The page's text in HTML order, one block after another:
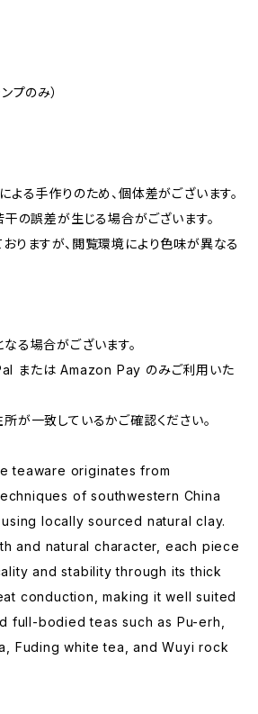
プのみ）
よる手作りのため、個体差がございます。
干の誤差が生じる場合がございます。
りますが、閲覧環境により色味が異なる
る場合がございます。
または Amazon Pay のみご利用いた
が一致しているかご確認ください。
teaware originates from
of southwestern China
locally sourced natural clay.
and natural character, each piece
and stability through its thick
conduction, making it well suited
full-bodied teas such as Pu-erh,
Fuding white tea, and Wuyi rock